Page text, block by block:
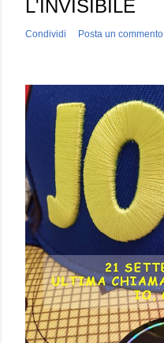
L'INVISIBILE
Condividi Posta un commento